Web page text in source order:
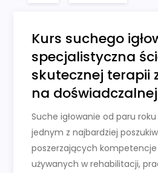
Kurs suchego
specjalistyczna
skutecznej terapii
na
Suche igłowanie od paru
jednym z najbardziej
poszerzających
używanych w rehabilitacji,